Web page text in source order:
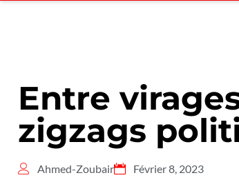
Entre
zigzags
Ahmed-Zoubair Février 8, 2023